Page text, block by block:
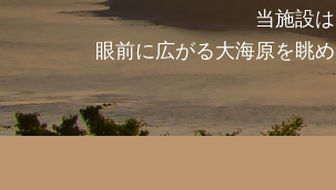
当施設
眼前に広がる大海原を眺